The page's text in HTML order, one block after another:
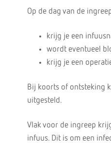
Op de dag van de
krijg je een
wordt eventueel
krijg je een
Bij koorts of ontsteking
uitgesteld.
Vlak voor de ingreep
infuus. Dit is om een